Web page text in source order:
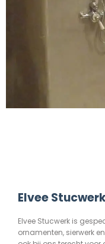
Elvee
Elvee Stucwerk is
ornamenten, sierwerk